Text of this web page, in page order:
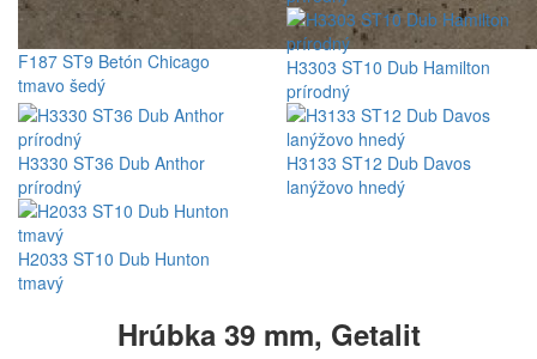
F187 ST9 Betón Chicago
tmavo šedý
H3303 ST10 Dub Hamilton
prírodný
H3330 ST36 Dub Anthor
prírodný
H3133 ST12 Dub Davos
lanýžovo hnedý
H2033 ST10 Dub Hunton
tmavý
Hrúbka 39 mm, Getalit